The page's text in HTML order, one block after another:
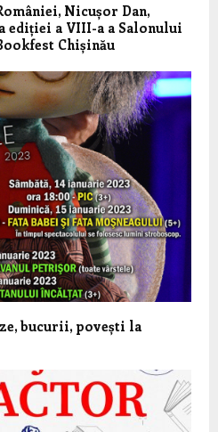
Nicușor Dan,
ediției a VIII-a a Salonului
Chișinău
bucurii, povești la